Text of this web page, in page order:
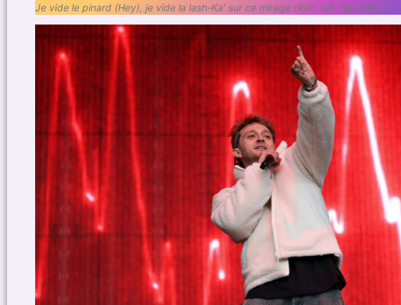
Je vide le pinard (Hey), je vide la lash-Ka’ sur ce mirage (Rah, tah, tah, tah) »